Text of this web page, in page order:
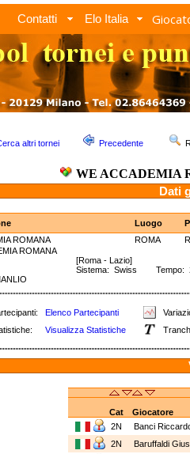
Contatti Elo Italia
altri tornei Precedente
WE ACCADEMIA
Dati
Luogo
ROMANA ROMA
ROMANA
[Roma - Lazio]
Sistema: Swiss Tempo:
Elenco Partecipanti
Visualizza Statistiche
Cat
Giocatore
2N
Banci
2N
Baruffaldi